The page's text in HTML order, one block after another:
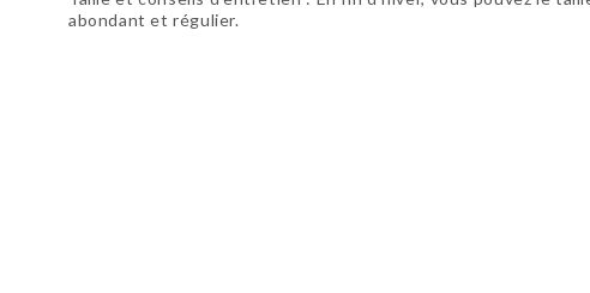
abondant et régulier.